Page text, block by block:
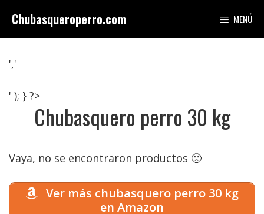
contenido
Chubasqueroperro.com MENÚ
','
' ); } ?>
Chubasquero perro 30 kg
Vaya, no se encontraron productos 🙁
Ver más chubasquero perro 30 kg
en Amazon